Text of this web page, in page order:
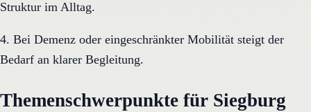
Struktur im Alltag.
4. Bei Demenz oder eingeschränkter Mobilität steigt der
Bedarf an klarer Begleitung.
Themenschwerpunkte für Siegburg